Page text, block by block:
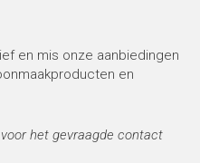
en mis onze aanbiedingen
en
het gevraagde contact